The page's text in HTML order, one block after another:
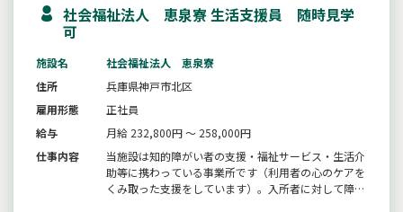
社会福祉法人 恵泉寮 生活支援員 随時見学
可
施設名
社会福祉法人 恵泉寮
住所
兵庫県神戸市北区
雇用形態
正社員
給与
月給 232,800円 ～ 258,000円
仕事内容
当施設は知的障がい者の支援・福祉サービス・生活介
助等に携わっている事業所です（利用者の心のケアを
くみ取った支援をしています）。入所者に対して障害